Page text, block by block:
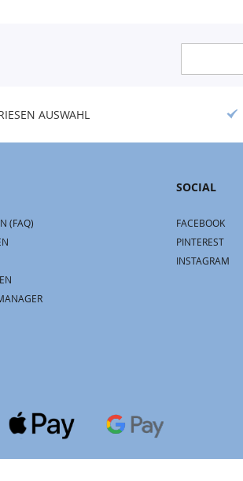
Newsletter:
AUSWAHL
(FAQ)
SOCIAL
FACEBOOK
PINTEREST
INSTAGRAM